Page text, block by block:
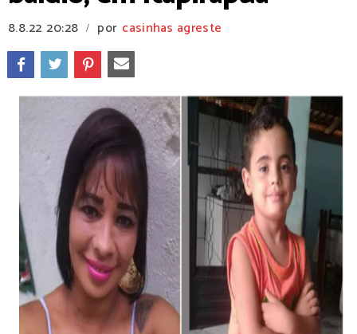
8.8.22 20:28 / por casinhas agreste